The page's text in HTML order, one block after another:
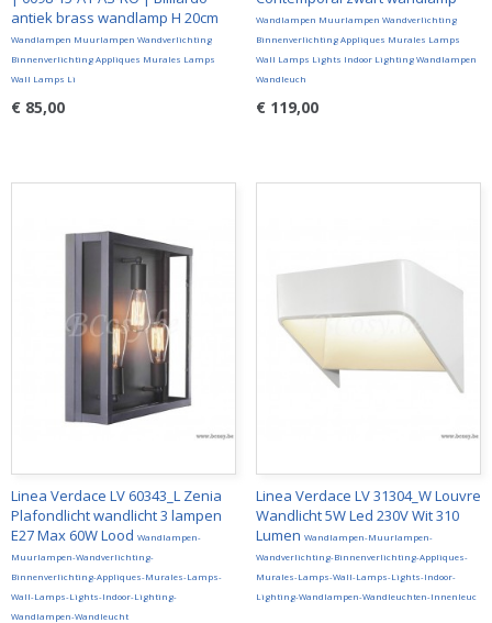
antiek brass wandlamp H 20cm
Wandlampen Muurlampen Wandverlichting
Binnenverlichting Appliques Murales Lamps
Wall Lamps Li
€ 85,00
Wandlampen Muurlampen Wandverlichting
Binnenverlichting Appliques Murales Lamps
Wall Lamps Lights Indoor Lighting Wandlampen
Wandleuch
€ 119,00
Linea Verdace LV 60343_L Zenia
Plafondlicht wandlicht 3 lampen
E27 Max 60W Lood Wandlampen-
Muurlampen-Wandverlichting-
Binnenverlichting-Appliques-Murales-Lamps-
Wall-Lamps-Lights-Indoor-Lighting-
Wandlampen-Wandleucht
Linea Verdace LV 31304_W Louvre
Wandlicht 5W Led 230V Wit 310
Lumen Wandlampen-Muurlampen-
Wandverlichting-Binnenverlichting-Appliques-
Murales-Lamps-Wall-Lamps-Lights-Indoor-
Lighting-Wandlampen-Wandleuchten-Innenleuc